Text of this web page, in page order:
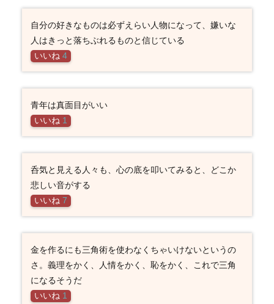
自分の好きなものは必ずえらい人物になって、嫌いな
人はきっと落ちぶれるものと信じている
いいね 4
青年は真面目がいい
いいね 1
呑気と見える人々も、心の底を叩いてみると、どこか
悲しい音がする
いいね 7
金を作るにも三角術を使わなくちゃいけないというの
さ。義理をかく、人情をかく、恥をかく、これで三角
になるそうだ
いいね 1